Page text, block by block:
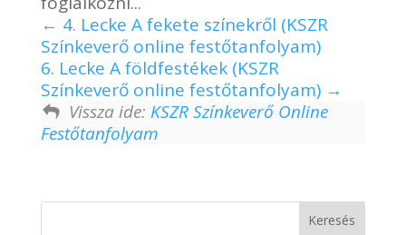
4. Lecke A fekete színekről (KSZR
Színkeverő online festőtanfolyam)
6. Lecke A földfestékek (KSZR
Színkeverő online festőtanfolyam)
Vissza ide: KSZR Színkeverő Online
Festőtanfolyam